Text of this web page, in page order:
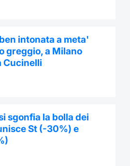
intonata a meta'
greggio, a Milano
Cucinelli
sgonfia la bolla dei
St (-30%) e